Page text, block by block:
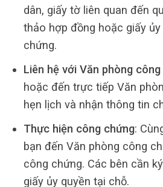
dân, giấy tờ liên quan đến
thảo hợp đồng hoặc giấy
chứng.
Liên hệ với Văn phòng
hoặc đến trực tiếp Văn
hẹn lịch và nhận thông tin
Thực hiện công chứng:
bạn đến Văn phòng công
công chứng. Các bên cần
giấy ủy quyền tại chỗ.